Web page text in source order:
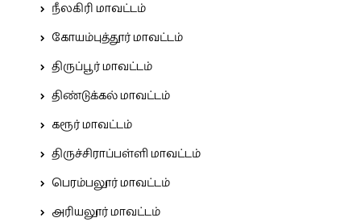
நீலகிரி மாவட்டம்
கோயம்புத்தூர் மாவட்டம்
திருப்பூர் மாவட்டம்
திண்டுக்கல் மாவட்டம்
கரூர் மாவட்டம்
திருச்சிராப்பள்ளி மாவட்டம்
பெரம்பலூர் மாவட்டம்
அரியலூர் மாவட்டம்